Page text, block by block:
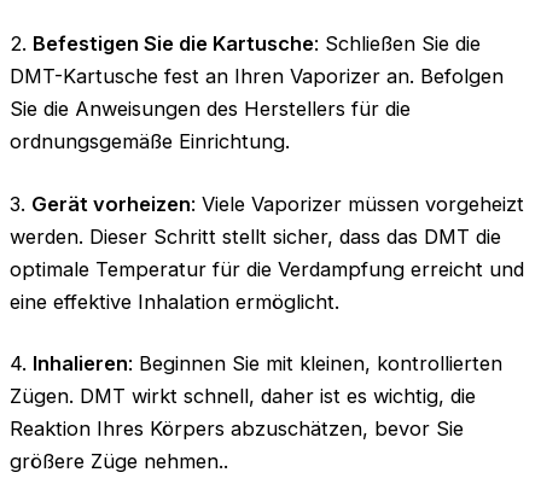
2. Befestigen Sie die Kartusche: Schließen Sie die
DMT-Kartusche fest an Ihren Vaporizer an. Befolgen
Sie die Anweisungen des Herstellers für die
ordnungsgemäße Einrichtung.
3. Gerät vorheizen: Viele Vaporizer müssen vorgeheizt
werden. Dieser Schritt stellt sicher, dass das DMT die
optimale Temperatur für die Verdampfung erreicht und
eine effektive Inhalation ermöglicht.
4. Inhalieren: Beginnen Sie mit kleinen, kontrollierten
Zügen. DMT wirkt schnell, daher ist es wichtig, die
Reaktion Ihres Körpers abzuschätzen, bevor Sie
größere Züge nehmen..